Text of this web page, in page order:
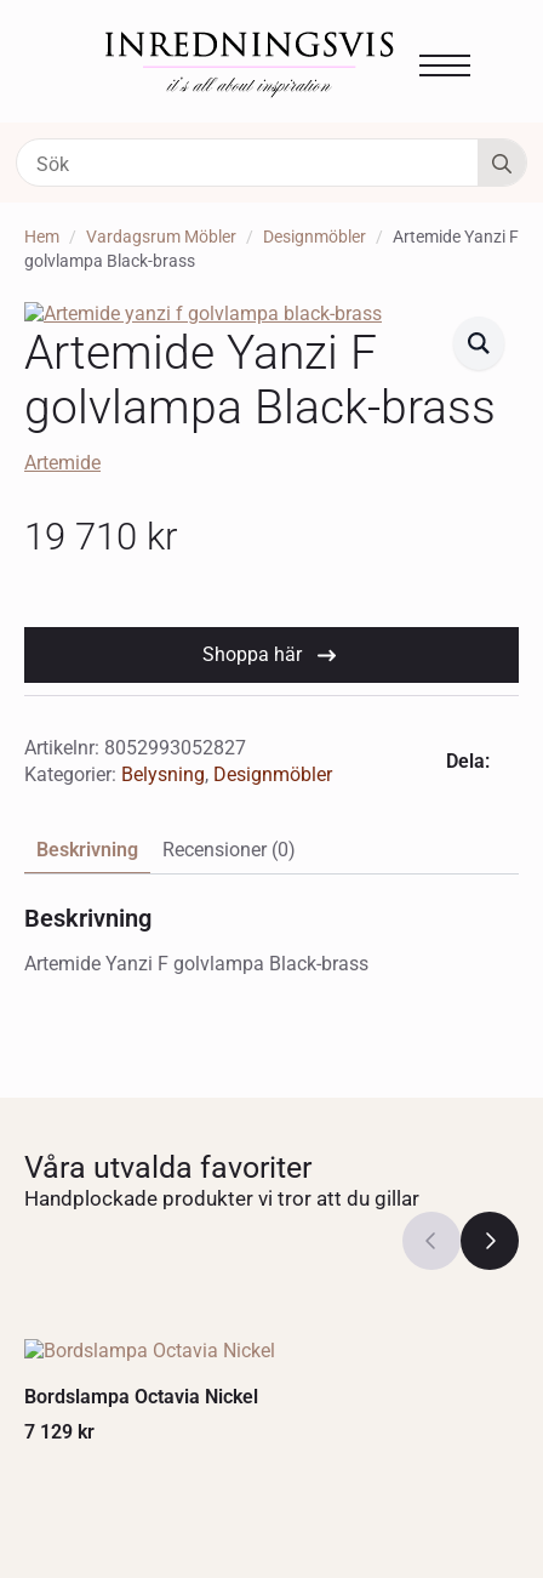
Hem Vardagsrum Möbler Designmöbler
Artemide Yanzi F
golvlampa Black-brass
Artemide Yanzi F
golvlampa Black-brass
Artemide
19 710 kr
Shoppa här
Artikelnr: 8052993052827
Kategorier: Belysning, Designmöbler
Dela:
Beskrivning Recensioner (0)
Beskrivning
Artemide Yanzi F golvlampa Black-brass
Våra utvalda favoriter
Handplockade produkter vi tror att du gillar
Bordslampa Octavia Nickel
7 129 kr